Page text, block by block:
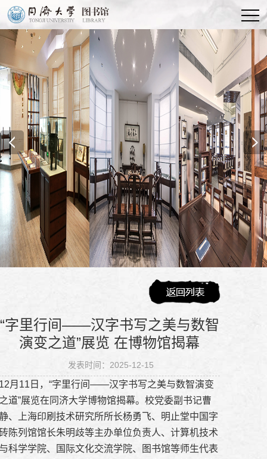
“字里行间——汉字书写之美与数智
演变之道”展览 在博物馆揭幕
发表时间：2025-12-15
月11日，“字里行间——汉字书写之美与数智演变
道”展览在同济大学博物馆揭幕。校党委副书记曹
、上海印刷技术研究所所长杨勇飞、明止堂中国字
陈列馆馆长朱明歧等主办单位负责人、计算机技术
科学学院、国际文化交流学院、图书馆等师生代表